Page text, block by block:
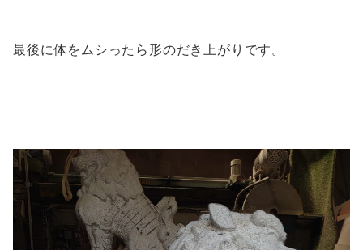
最後に体をムシったら形のだき上がりです。